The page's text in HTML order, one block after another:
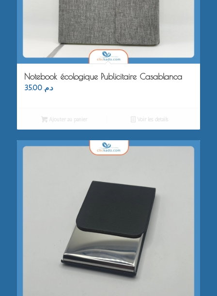
Notebook écologique Publicitaire Casablanca
د.م. 35.00
Ajouter au panier Voir les détails